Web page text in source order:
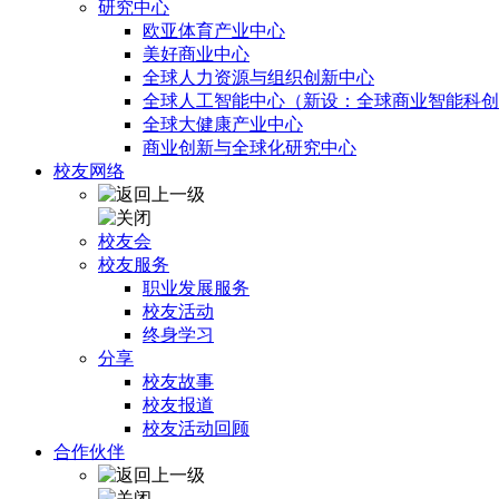
研究中心
欧亚体育产业中心
美好商业中心
全球人力资源与组织创新中心
全球人工智能中心（新设：全球商业智能科创
全球大健康产业中心
商业创新与全球化研究中心
校友网络
校友会
校友服务
职业发展服务
校友活动
终身学习
分享
校友故事
校友报道
校友活动回顾
合作伙伴